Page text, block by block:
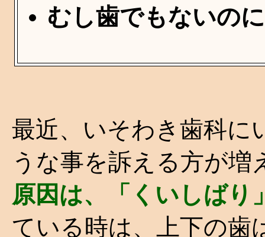
むし歯でもないの
最近、いそわき歯科に
うな事を訴える方が増
原因は、「くいしばり
ている時は、上下の歯